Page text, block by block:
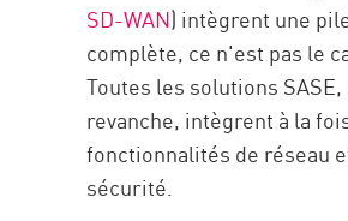
SD-WAN) intègrent une
complète, ce n'est pas le
Toutes les solutions SASE,
revanche, intègrent à la
fonctionnalités de réseau
sécurité.